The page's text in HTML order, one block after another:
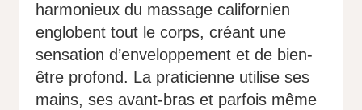
harmonieux du massage californien
englobent tout le corps, créant une
sensation d’enveloppement et de bien-
être profond. La praticienne utilise ses
mains, ses avant-bras et parfois même